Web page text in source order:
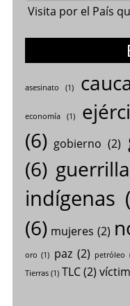
Visita por el País
asesinato (1)
economía(1)
(6) gobierno (2)
(6) guerrilla
indígenas
(6) mujeres (2)
oro (1) paz (2) petróleo
Tierras(1) TLC(2)